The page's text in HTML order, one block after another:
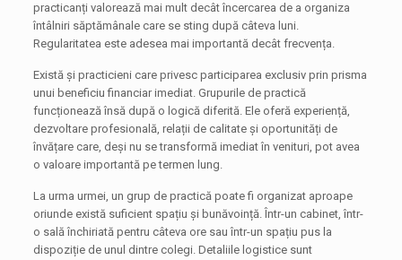
practicanți valorează mai mult decât încercarea de a organiza
întâlniri săptămânale care se sting după câteva luni.
Regularitatea este adesea mai importantă decât frecvența.
Există și practicieni care privesc participarea exclusiv prin prisma
unui beneficiu financiar imediat. Grupurile de practică
funcționează însă după o logică diferită. Ele oferă experiență,
dezvoltare profesională, relații de calitate și oportunități de
învățare care, deși nu se transformă imediat în venituri, pot avea
o valoare importantă pe termen lung.
La urma urmei, un grup de practică poate fi organizat aproape
oriunde există suficient spațiu și bunăvoință. Într-un cabinet, într-
o sală închiriată pentru câteva ore sau într-un spațiu pus la
dispoziție de unul dintre colegi. Detaliile logistice sunt